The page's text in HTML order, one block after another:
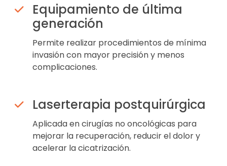
Equipamiento de última
generación
Permite realizar procedimientos de mínima
invasión con mayor precisión y menos
complicaciones.
Laserterapia postquirúrgica
Aplicada en cirugías no oncológicas para
mejorar la recuperación, reducir el dolor y
acelerar la cicatrización.